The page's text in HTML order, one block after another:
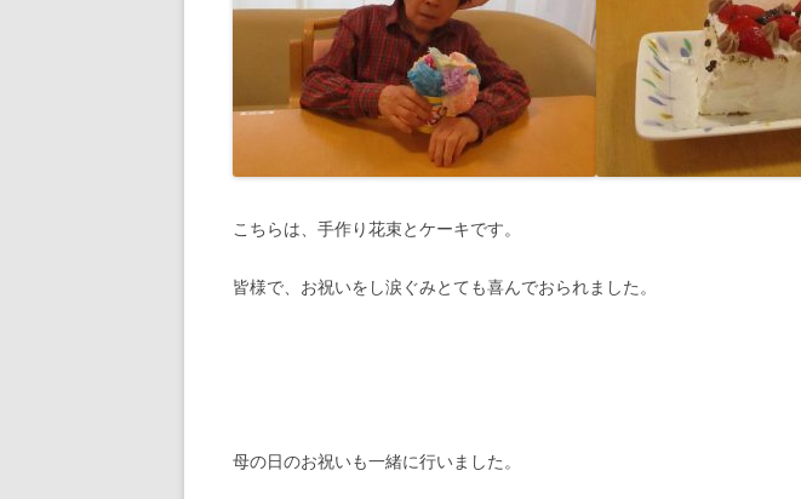
こちらは、手作り花束とケーキです。
皆様で、お祝いをし涙ぐみとても喜んでおられました。
母の日のお祝いも一緒に行いました。